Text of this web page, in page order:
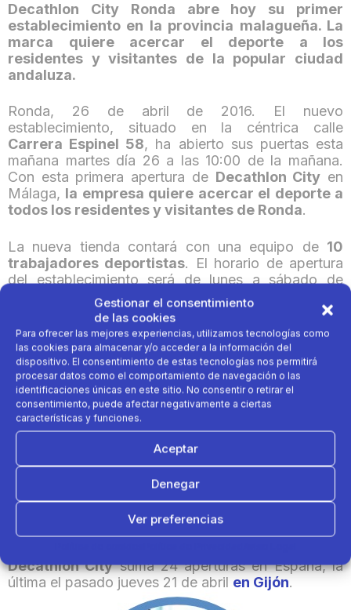
Gestionar el consentimiento
de las cookies
Para ofrecer las mejores experiencias, utilizamos tecnologías como
las cookies para almacenar y/o acceder a la información del
dispositivo. El consentimiento de estas tecnologías nos permitirá
procesar datos como el comportamiento de navegación o las
identificaciones únicas en este sitio. No consentir o retirar el
consentimiento, puede afectar negativamente a ciertas
características y funciones.
Aceptar
Denegar
Ver preferencias
Decathlon City Ronda abre hoy su primer
establecimiento en la provincia malagueña. La
marca quiere acercar el deporte a los
residentes y visitantes de la popular ciudad
andaluza.
Ronda, 26 de abril de 2016. El nuevo
establecimiento, situado en la céntrica calle
Carrera Espinel 58, ha abierto sus puertas esta
mañana martes día 26 a las 10:00 de la mañana.
Con esta primera apertura de Decathlon City en
Málaga, la empresa quiere acercar el deporte a
todos los residentes y visitantes de Ronda.
La nueva tienda contará con una equipo de 10
trabajadores deportistas. El horario de apertura
del establecimiento será de lunes a sábado de
10:00 a 21:00 y el primer domingo del mes.
La tienda tendrá una superficie comercial
aproximada de220m2 , donde se podrá encontrar
una amplia gama de productos de susMarcas
Pasiónde muchas disciplinas deportivas. Entre los
servicios que ofrece Decathlon City Ronda se
encuentra elClick@&Recoge
donde el cliente tendrá disponibletoda la oferta
de productos dewww.decathlon.es
posibilidad de recogerlos en la misma tienda o de
Málaga cuenta ya con 2 establecimientos
Decathlonde gran superficie en las proximidades
Decathlon Citysuma 24 aperturas en España, la
última el pasado jueves 21 de abril en Gijón.